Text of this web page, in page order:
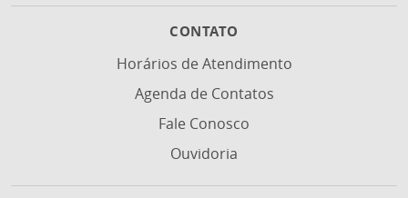
CONTATO
Horários de Atendimento
Agenda de Contatos
Fale Conosco
Ouvidoria